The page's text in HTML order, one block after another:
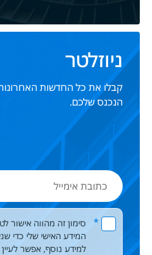
ניוזלטר
קבלו את כל החדשות
הנכנס שלכם.
כתובת
אימייל
Please leave this field empty.
*
סימון זה מהווה אישור
המידע האישי שלי כדי
למידע נוסף, אפשר לעיין